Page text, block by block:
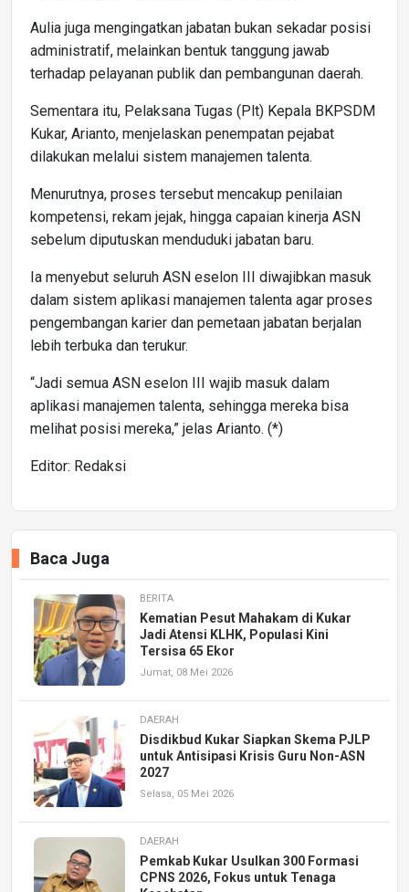
Aulia juga mengingatkan jabatan bukan sekadar posisi
administratif, melainkan bentuk tanggung jawab
terhadap pelayanan publik dan pembangunan daerah.
Sementara itu, Pelaksana Tugas (Plt) Kepala BKPSDM
Kukar, Arianto, menjelaskan penempatan pejabat
dilakukan melalui sistem manajemen talenta.
Menurutnya, proses tersebut mencakup penilaian
kompetensi, rekam jejak, hingga capaian kinerja ASN
sebelum diputuskan menduduki jabatan baru.
Ia menyebut seluruh ASN eselon III diwajibkan masuk
dalam sistem aplikasi manajemen talenta agar proses
pengembangan karier dan pemetaan jabatan berjalan
lebih terbuka dan terukur.
“Jadi semua ASN eselon III wajib masuk dalam
aplikasi manajemen talenta, sehingga mereka bisa
melihat posisi mereka,” jelas Arianto. (*)
Editor: Redaksi
Baca Juga
BERITA
Kematian Pesut Mahakam di Kukar
Jadi Atensi KLHK, Populasi Kini
Tersisa 65 Ekor
Jumat, 08 Mei 2026
DAERAH
Disdikbud Kukar Siapkan Skema PJLP
untuk Antisipasi Krisis Guru Non-ASN
2027
Selasa, 05 Mei 2026
DAERAH
Pemkab Kukar Usulkan 300 Formasi
CPNS 2026, Fokus untuk Tenaga